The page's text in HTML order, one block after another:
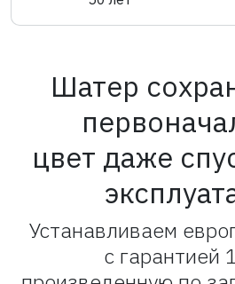
Шатер
цвет даже
Устанавливаем
с гарантией